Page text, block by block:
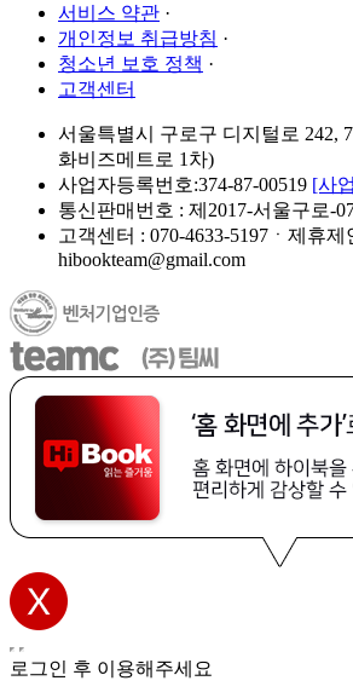
서비스 약관 ·
개인정보 취급방침 ·
청소년 보호 정책 ·
고객센터
서울특별시 구로구 디지털로 242,
화비즈메트로 1차)
사업자등록번호:374-87-00519 [사
통신판매번호 : 제2017-서울구로-
고객센터 : 070-4633-5197ㆍ제휴제
hibookteam@gmail.com
로그인 후 이용해주세요